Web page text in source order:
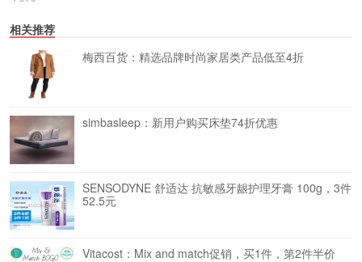
相关推荐
梅西百货：精选品牌时尚家居类产品低至4折
simbasleep：新用户购买床垫74折优惠
SENSODYNE 舒适达 抗敏感牙龈护理牙膏 100g，3件
52.5元
Vitacost：Mix and match促销，买1件，第2件半价